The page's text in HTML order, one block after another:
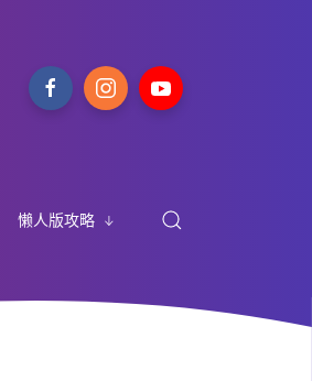
懒人版攻略